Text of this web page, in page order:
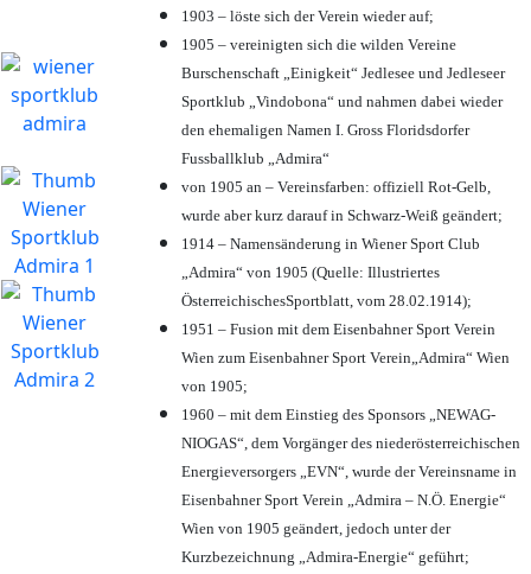
1903 – löste sich der Verein wieder auf;
1905 – vereinigten sich die wilden Vereine
Burschenschaft „Einigkeit“ Jedlesee und Jedleseer
Sportklub „Vindobona“ und nahmen dabei wieder
den ehemaligen Namen I. Gross Floridsdorfer
Fussballklub „Admira“
von 1905 an – Vereinsfarben: offiziell Rot-Gelb,
wurde aber kurz darauf in Schwarz-Weiß geändert;
1914 – Namensänderung in Wiener Sport Club
„Admira“ von 1905 (Quelle: Illustriertes
ÖsterreichischesSportblatt, vom 28.02.1914);
1951 – Fusion mit dem Eisenbahner Sport Verein
Wien zum Eisenbahner Sport Verein„Admira“ Wien
von 1905;
1960 – mit dem Einstieg des Sponsors „NEWAG-
NIOGAS“, dem Vorgänger des niederösterreichischen
Energieversorgers „EVN“, wurde der Vereinsname in
Eisenbahner Sport Verein „Admira – N.Ö. Energie“
Wien von 1905 geändert, jedoch unter der
Kurzbezeichnung „Admira-Energie“ geführt;